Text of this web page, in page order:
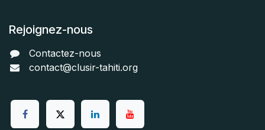
Rejoignez-nous
Contactez-nous
contact@clusir-tahiti.org